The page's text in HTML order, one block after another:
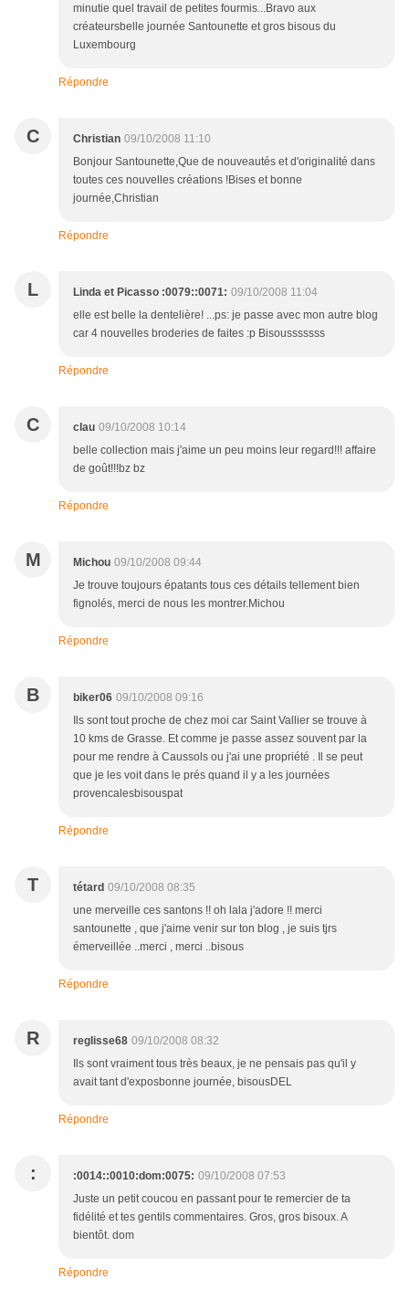
minutie quel travail de petites fourmis...Bravo aux
créateursbelle journée Santounette et gros bisous du
Luxembourg
Répondre
C Christian 09/10/2008 11:10
Bonjour Santounette,Que de nouveautés et d'originalité dans
toutes ces nouvelles créations !Bises et bonne
journée,Christian
Répondre
L Linda et Picasso :0079::0071: 09/10/2008 11:04
elle est belle la dentelière! ...ps: je passe avec mon autre blog
car 4 nouvelles broderies de faites :p Bisousssssss
Répondre
C clau 09/10/2008 10:14
belle collection mais j'aime un peu moins leur regard!!! affaire
de goût!!!bz bz
Répondre
M Michou 09/10/2008 09:44
Je trouve toujours épatants tous ces détails tellement bien
fignolés, merci de nous les montrer.Michou
Répondre
B biker06 09/10/2008 09:16
Ils sont tout proche de chez moi car Saint Vallier se trouve à
10 kms de Grasse. Et comme je passe assez souvent par la
pour me rendre à Caussols ou j'ai une propriété . Il se peut
que je les voit dans le prés quand il y a les journées
provencalesbisouspat
Répondre
T tétard 09/10/2008 08:35
une merveille ces santons !! oh lala j'adore !! merci
santounette , que j'aime venir sur ton blog , je suis tjrs
émerveillée ..merci , merci ..bisous
Répondre
R reglisse68 09/10/2008 08:32
Ils sont vraiment tous très beaux, je ne pensais pas qu'il y
avait tant d'exposbonne journée, bisousDEL
Répondre
: :0014::0010:dom:0075: 09/10/2008 07:53
Juste un petit coucou en passant pour te remercier de ta
fidélité et tes gentils commentaires. Gros, gros bisoux. A
bientôt. dom
Répondre